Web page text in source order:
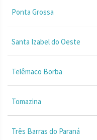
Ponta Grossa
Santa Izabel do Oeste
Telêmaco Borba
Tomazina
Três Barras do Paraná